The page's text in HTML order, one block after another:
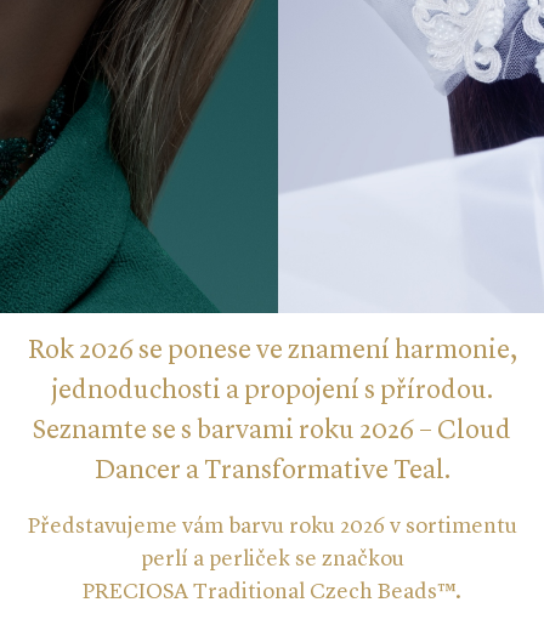
Rok 2026 se ponese ve znamení harmonie,
jednoduchosti a propojení s přírodou.
Seznamte se s barvami roku 2026 – Cloud
Dancer a Transformative Teal.
Představujeme vám barvu roku 2026 v sortimentu
perlí a perliček se značkou
PRECIOSA Traditional Czech Beads™.